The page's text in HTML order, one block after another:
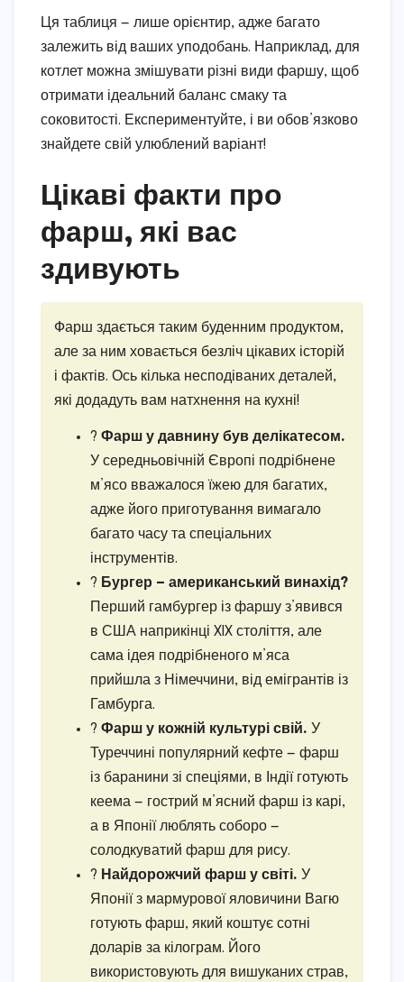
Ця таблиця — лише орієнтир, адже багато
залежить від ваших уподобань. Наприклад, для
котлет можна змішувати різні види фаршу, щоб
отримати ідеальний баланс смаку та
соковитості. Експериментуйте, і ви обов’язково
знайдете свій улюблений варіант!
Цікаві факти про
фарш, які вас
здивують
Фарш здається таким буденним продуктом,
але за ним ховається безліч цікавих історій
і фактів. Ось кілька несподіваних деталей,
які додадуть вам натхнення на кухні!
? Фарш у давнину був делікатесом.
У середньовічній Європі подрібнене
м’ясо вважалося їжею для багатих,
адже його приготування вимагало
багато часу та спеціальних
інструментів.
? Бургер — американський винахід?
Перший гамбургер із фаршу з’явився
в США наприкінці XIX століття, але
сама ідея подрібненого м’яса
прийшла з Німеччини, від емігрантів із
Гамбурга.
? Фарш у кожній культурі свій. У
Туреччині популярний кефте — фарш
із баранини зі спеціями, в Індії готують
кеема — гострий м’ясний фарш із карі,
а в Японії люблять соборо —
солодкуватий фарш для рису.
? Найдорожчий фарш у світі. У
Японії з мармурової яловичини Вагю
готують фарш, який коштує сотні
доларів за кілограм. Його
використовують для вишуканих страв,